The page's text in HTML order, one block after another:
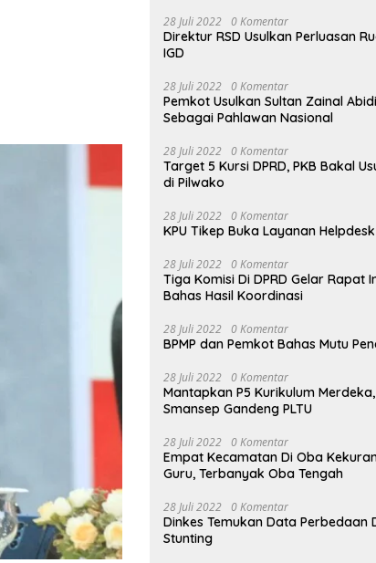
28 Juli 2022 0 Komentar
Direktur RSD Usulkan Perluasan
IGD
28 Juli 2022 0 Komentar
Pemkot Usulkan Sultan Zainal
Sebagai Pahlawan Nasional
28 Juli 2022 0 Komentar
Target 5 Kursi DPRD, PKB Bakal
di Pilwako
28 Juli 2022 0 Komentar
KPU Tikep Buka Layanan Helpdesk
28 Juli 2022 0 Komentar
Tiga Komisi Di DPRD Gelar Rapat
Bahas Hasil Koordinasi
28 Juli 2022 0 Komentar
BPMP dan Pemkot Bahas Mutu
28 Juli 2022 0 Komentar
Mantapkan P5 Kurikulum Merdeka,
Smansep Gandeng PLTU
28 Juli 2022 0 Komentar
Empat Kecamatan Di Oba
Guru, Terbanyak Oba Tengah
28 Juli 2022 0 Komentar
Dinkes Temukan Data Perbedaan
Stunting